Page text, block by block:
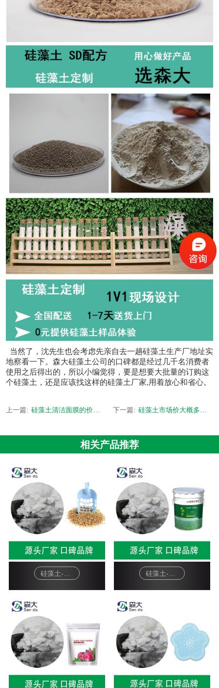
当然了，沈先生也会考虑先亲自去一趟硅藻土生产厂地址实
地察看一下。森大硅藻土公司的口碑都是经过几千名消费者
使用之后得出的，所以小编觉得，要是想要大批量的订购这
个硅藻土，还是应该找这样的硅藻土厂家,用着放心和省心。
上一篇: 硅藻土清洁面膜的价格-免费拿样 源头厂家-[森大硅藻土] 下一篇:
相关产品推荐